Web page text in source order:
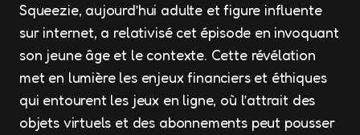
Squeezie, aujourd’hui adulte et figure influente
sur internet, a relativisé cet épisode en invoquant
son jeune âge et le contexte. Cette révélation
met en lumière les enjeux financiers et éthiques
qui entourent les jeux en ligne, où l’attrait des
objets virtuels et des abonnements peut pousser